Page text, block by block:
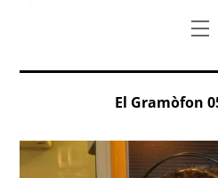
El Gramòfon